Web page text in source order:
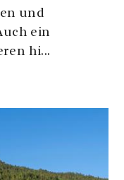
und
ein
hi...